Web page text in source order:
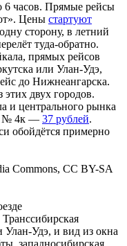
6 часов. Прямые рейсы
Цены стартуют
сторону, в летний
туда-обратно.
прямых рейсов
или Улан-Удэ,
до Нижнеангарска.
двух городов.
и центрального рынка
№ 4к — 37 рублей.
обойдётся примерно
Commons, CC BY-SA
Улан-Удэ, и вид из окна